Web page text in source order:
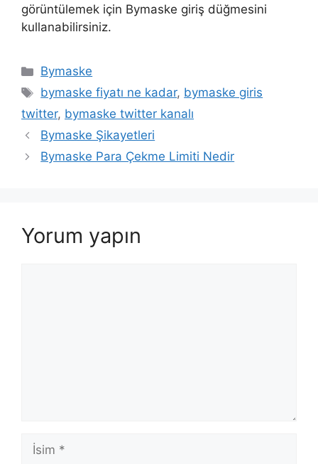
görüntülemek için Bymaske giriş düğmesini
kullanabilirsiniz.
Kategoriler
Bymaske
Etiketler
bymaske fiyatı ne kadar, bymaske giris
twitter, bymaske twitter kanalı
Bymaske Şikayetleri
Bymaske Para Çekme Limiti Nedir
Yorum yapın
İsim